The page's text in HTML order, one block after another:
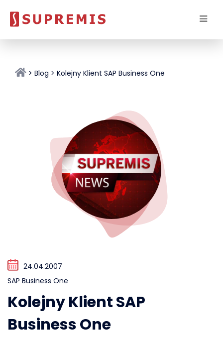
Blog Kolejny Klient SAP Business One
24.04.2007
SAP Business One
Kolejny Klient SAP
Business One